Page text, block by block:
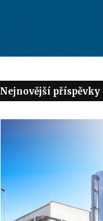
Nejnovější příspěvky